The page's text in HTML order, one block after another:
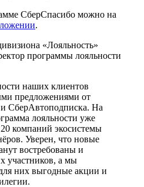
СберСпасибо можно на
.
«Лояльность»
программы лояльности
наших клиентов
предложениями от
СберАвтоподписка. На
лояльности уже
компаний экосистемы
Уверен, что новые
востребованы и
участников, а мы
них выгодные акции и